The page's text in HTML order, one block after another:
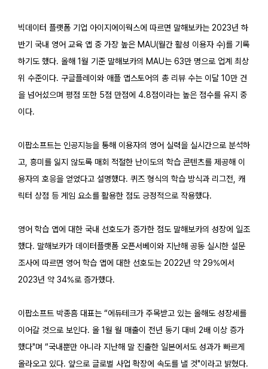
빅데이터 플랫폼 기업 아이지에이웍스에 따르면 말해보카는 2023년 하
반기 국내 영어 교육 앱 중 가장 높은 MAU(월간 활성 이용자 수)를 기록
하기도 했다. 올해 1월 기준 말해보카의 MAU는 63만 명으로 업계 최상
위 수준이다. 구글플레이와 애플 앱스토어의 총 리뷰 수는 이달 10만 건
을 넘어섰으며 평점 또한 5점 만점에 4.8점이라는 높은 점수를 유지 중
이다.
이팝소프트는 인공지능을 통해 이용자의 영어 실력을 실시간으로 분석하
고, 흥미를 잃지 않도록 매회 적절한 난이도의 학습 콘텐츠를 제공해 이
용자의 호응을 얻었다고 설명했다. 퀴즈 형식의 학습 방식과 리그전, 캐
릭터 상점 등 게임 요소를 활용한 점도 긍정적으로 작용했다.
영어 학습 앱에 대한 국내 선호도가 증가한 점도 말해보카의 성장에 일조
했다. 말해보카가 데이터플랫폼 오픈서베이와 지난해 공동 실시한 설문
조사에 따르면 영어 학습 앱에 대한 선호도는 2022년 약 29%에서
2023년 약 34%로 증가했다.
이팝소프트 박종흠 대표는 “에듀테크가 주목받고 있는 올해도 성장세를
이어갈 것으로 보인다. 올 1월 월 매출이 전년 동기 대비 2배 이상 증가
했다"며 “국내뿐만 아니라 지난해 말 진출한 일본에서도 성과가 빠르게
올라오고 있다. 앞으로 글로벌 사업 확장에 속도를 낼 것"이라고 밝혔다.